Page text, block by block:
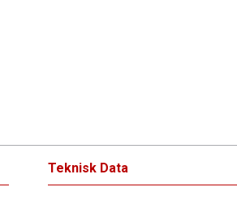
Teknisk Data